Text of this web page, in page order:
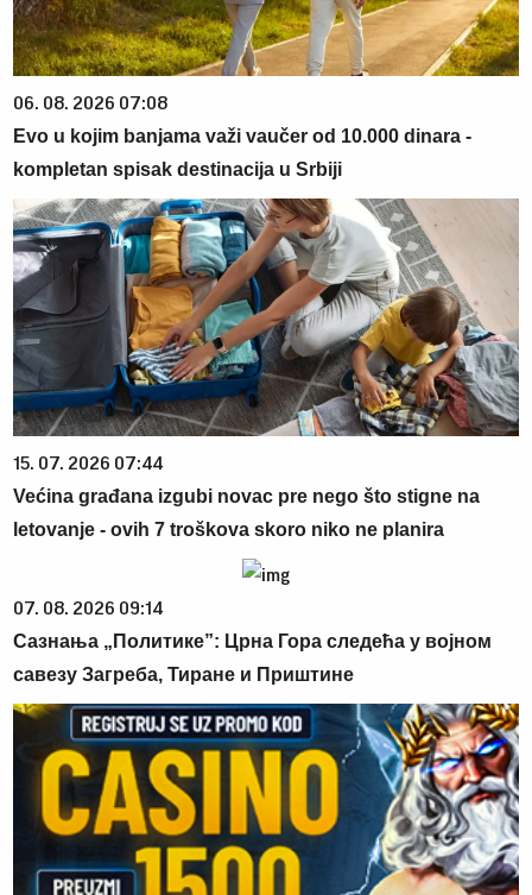
06. 08. 2026 07:08
Evo u kojim banjama važi vaučer od 10.000 dinara -
kompletan spisak destinacija u Srbiji
15. 07. 2026 07:44
Većina građana izgubi novac pre nego što stigne na
letovanje - ovih 7 troškova skoro niko ne planira
07. 08. 2026 09:14
Сазнања „Политике”: Црна Гора следећа у војном
савезу Загреба, Тиране и Приштине